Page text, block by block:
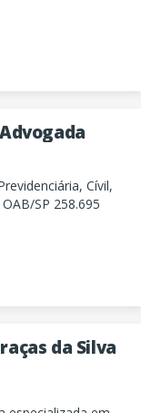
garantida pela
pelo
em favor dos
Cívil,
Inventário em Taubaté. OAB/SP 258.695
da Silva